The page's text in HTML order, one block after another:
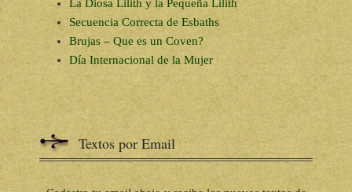
La Diosa Lilith y la Pequeña Lilith
Secuencia Correcta de Esbaths
Brujas – Que es un Coven?
Día Internacional de la Mujer
Textos por Email